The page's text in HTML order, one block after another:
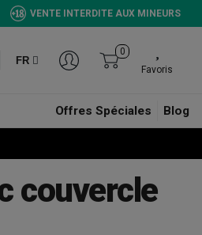
VENTE INTERDITE AUX MINEURS
FR
0
Favoris
Offres Spéciales Blog
couvercle